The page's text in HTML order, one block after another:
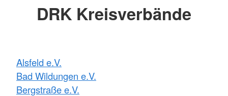
DRK Kreisverbände
Alsfeld e.V.
Bad Wildungen e.V.
Bergstraße e.V.